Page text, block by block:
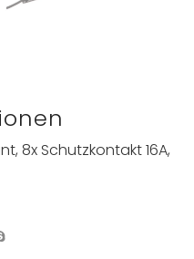
8x Schutzkontakt 16A,